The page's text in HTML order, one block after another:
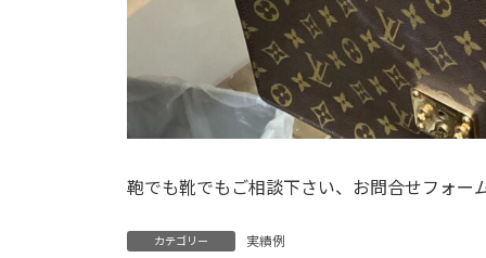
鞄でも靴でもご相談下さい、お問合せフォー
カテゴリー 実績例